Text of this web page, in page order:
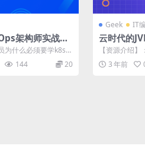
架构师实战课
试)
为什么必须要学k8s?
容器技术的...
144 20
Geek IT
云时代的
5讲
【资源介绍
展，云原生应
选...3 年前